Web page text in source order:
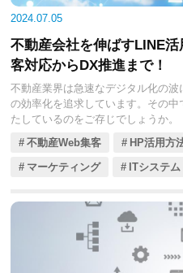
2024.07.05
不動産会社を伸ばすLINE
客対応からDX推進まで！
不動産業界は急速なデジタル化の
の効率化を追求しています。その
たしているのをご存じでしょうか。
今回の記事では、不動産会社が
るのか、その具体的な方法や事例
LINE公式アカウントの基本機能を
また、LINEを通じてDXを推進する
力強化のヒントを提供します。不
とって、LINEを最大限に活用し、
現するための参考となるでしょう。
不動産Web集客 HP活用方
マーケティング
ITシステム